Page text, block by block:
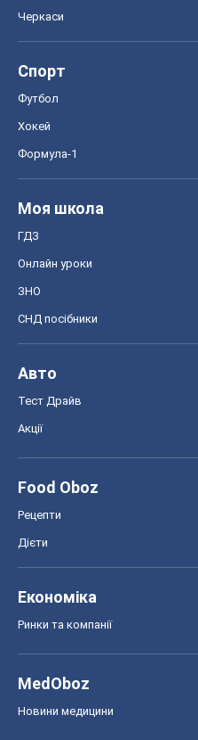
Черкаси
Спорт
Футбол
Хокей
Формула-1
Моя школа
ГДЗ
Онлайн уроки
ЗНО
СНД посібники
Авто
Тест Драйв
Акції
Food Oboz
Рецепти
Дієти
Економіка
Ринки та компанії
MedOboz
Новини медицини